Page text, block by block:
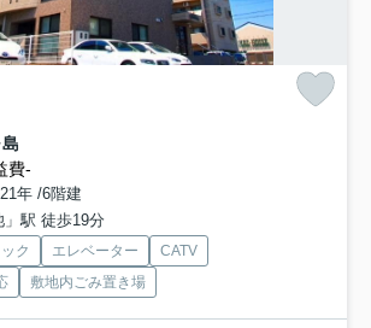
費-
年 /6階建
」駅 徒歩19分
ク エレベーター
CATV
敷地内ごみ置き場